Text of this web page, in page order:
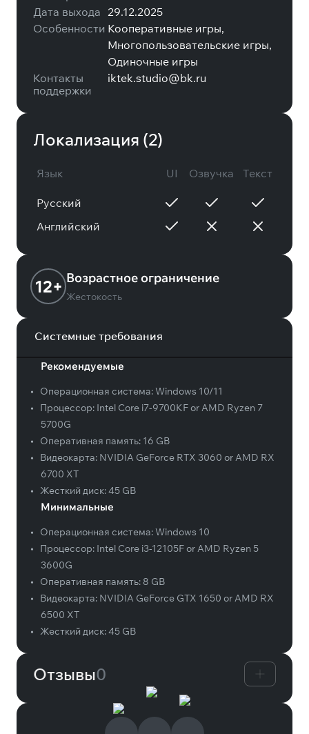
Дата выхода 29.12.2025
Особенности Кооперативные игры,
Многопользовательские игры,
Одиночные игры
Контакты
поддержки
iktek.studio@bk.ru
Локализация (2)
Язык UI Озвучка Текст
Русский
Английский
12+ Возрастное ограничение
Жестокость
Системные требования
Рекомендуемые
• Операционная система:Windows 10/11
•
Процессор: Intel Core i7-9700KF or AMD Ryzen 7
5700G
•
Оперативная память: 16 GB
•
Видеокарта: NVIDIA GeForce RTX 3060 or AMD RX
6700 XT
•
Жесткий диск:45 GB
Минимальные
• Операционная система:Windows 10
•
Процессор: Intel Core i3-12105F or AMD Ryzen 5
3600G
•
Оперативная память: 8 GB
•
Видеокарта: NVIDIA GeForce GTX 1650 or AMD RX
6500 XT
•
Жесткий диск:45 GB
Отзывы0